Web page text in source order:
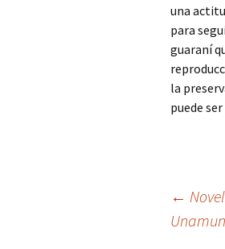
una
para
guaraní
la
puede
Navegación
←